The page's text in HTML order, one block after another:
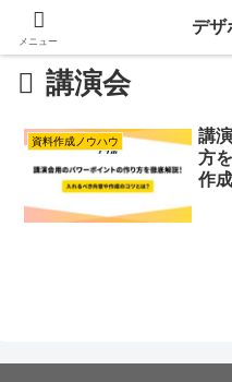
講演会
資料作成ノウハウ
講
方
作
メニュー
デザ